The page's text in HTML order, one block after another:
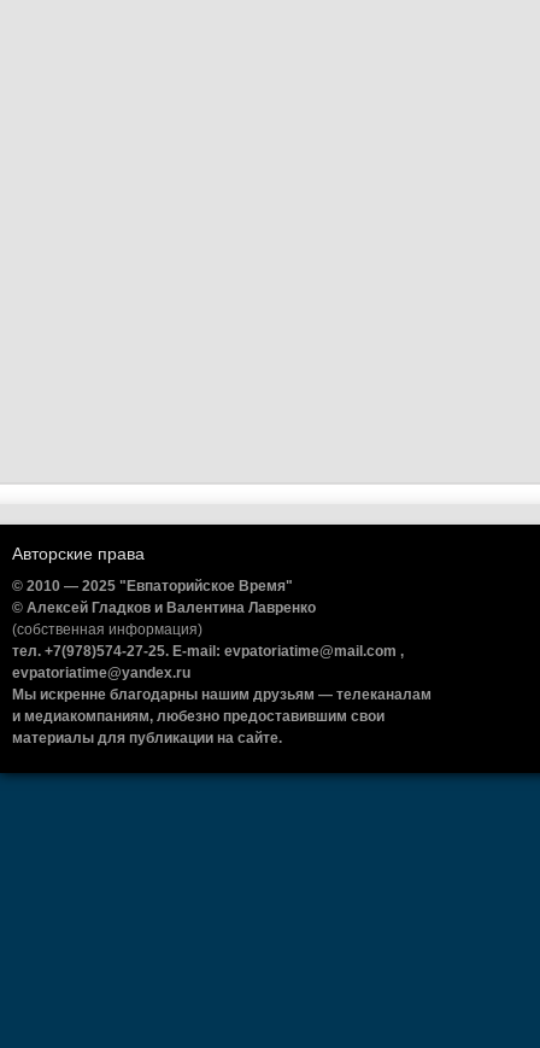
Авторские права
© 2010 — 2025 "Евпаторийское Время"
© Алексей Гладков и Валентина Лавренко
(собственная информация)
тел. +7(978)574-27-25. E-mail: evpatoriatime@mail.com ,
evpatoriatime@yandex.ru
Мы искренне благодарны нашим друзьям — телеканалам
и медиакомпаниям, любезно предоставившим свои
материалы для публикации на сайте.